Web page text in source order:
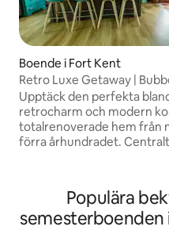
Boende i Fort Kent
Retro Luxe Getaway |
tillgång till vandringsleder!
Upptäck den perfekta
retrocharm och modern
totalrenoverade hem från
förra århundradet.
leder väntar äventyret
dörr. Koppla av i en
Populära
semesterboenden